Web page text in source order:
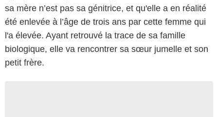
sa mère n’est pas sa génitrice, et qu'elle a en réalité
été enlevée à l’âge de trois ans par cette femme qui
l'a élevée. Ayant retrouvé la trace de sa famille
biologique, elle va rencontrer sa sœur jumelle et son
petit frère.